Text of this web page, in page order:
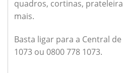
quadros, cortinas,
mais.
Basta ligar para a Central
1073 ou 0800 778 1073.